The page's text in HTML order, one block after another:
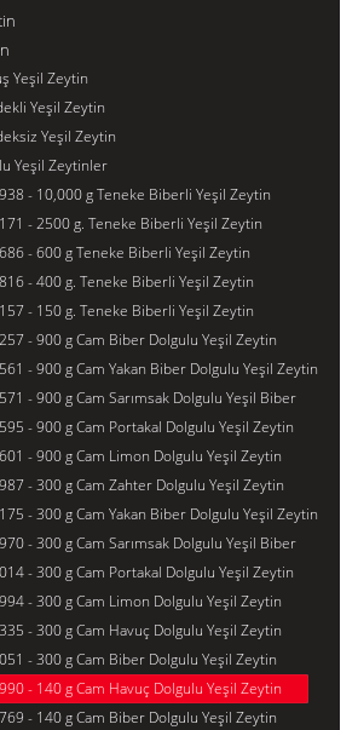
Yeşil Zeytin
Yeşil Zeytin
Yeşil Zeytin
Yeşil Zeytinler
- 10,000 g Teneke Biberli Yeşil Zeytin
- 2500 g. Teneke Biberli Yeşil Zeytin
- 600 g Teneke Biberli Yeşil Zeytin
- 400 g. Teneke Biberli Yeşil Zeytin
- 150 g. Teneke Biberli Yeşil Zeytin
- 900 g Cam Biber Dolgulu Yeşil Zeytin
- 900 g Cam Yakan Biber Dolgulu Yeşil Zeytin
- 900 g Cam Sarımsak Dolgulu Yeşil Biber
- 900 g Cam Portakal Dolgulu Yeşil Zeytin
- 900 g Cam Limon Dolgulu Yeşil Zeytin
- 300 g Cam Zahter Dolgulu Yeşil Zeytin
- 300 g Cam Yakan Biber Dolgulu Yeşil Zeytin
- 300 g Cam Sarımsak Dolgulu Yeşil Biber
- 300 g Cam Portakal Dolgulu Yeşil Zeytin
- 300 g Cam Limon Dolgulu Yeşil Zeytin
- 300 g Cam Havuç Dolgulu Yeşil Zeytin
- 300 g Cam Biber Dolgulu Yeşil Zeytin
- 140 g Cam Havuç Dolgulu Yeşil Zeytin
- 140 g Cam Biber Dolgulu Yeşil Zeytin